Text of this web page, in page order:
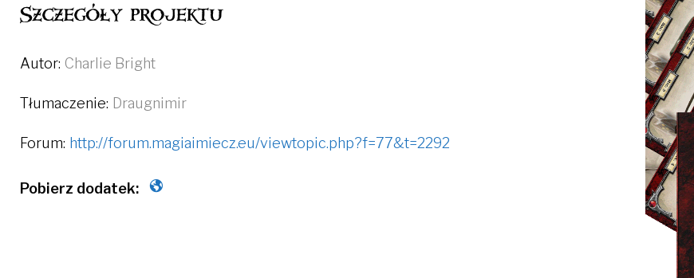
Szczegóły projektu
Autor: Charlie Bright
Tłumaczenie: Draugnimir
Forum: http://forum.magiaimiecz.eu/viewtopic.php?f=77&t=2292